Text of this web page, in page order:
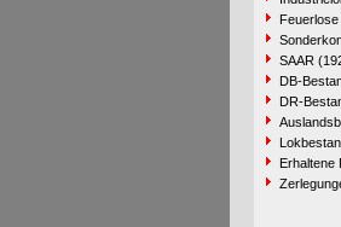
SAAR
DB-
DR-
Erhaltene